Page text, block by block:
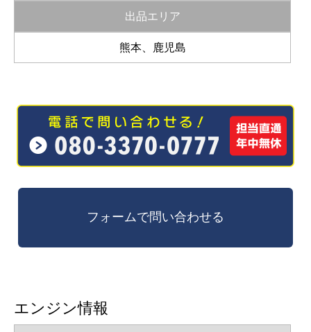
出品エリア
熊本、鹿児島
エンジン情報